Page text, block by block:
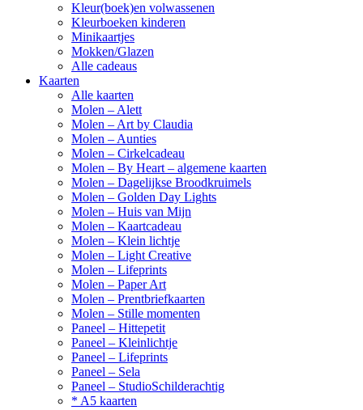
Kleur(boek)en volwassenen
Kleurboeken kinderen
Minikaartjes
Mokken/Glazen
Alle cadeaus
Kaarten
Alle kaarten
Molen – Alett
Molen – Art by Claudia
Molen – Aunties
Molen – Cirkelcadeau
Molen – By Heart – algemene kaarten
Molen – Dagelijkse Broodkruimels
Molen – Golden Day Lights
Molen – Huis van Mijn
Molen – Kaartcadeau
Molen – Klein lichtje
Molen – Light Creative
Molen – Lifeprints
Molen – Paper Art
Molen – Prentbriefkaarten
Molen – Stille momenten
Paneel – Hittepetit
Paneel – Kleinlichtje
Paneel – Lifeprints
Paneel – Sela
Paneel – StudioSchilderachtig
* A5 kaarten